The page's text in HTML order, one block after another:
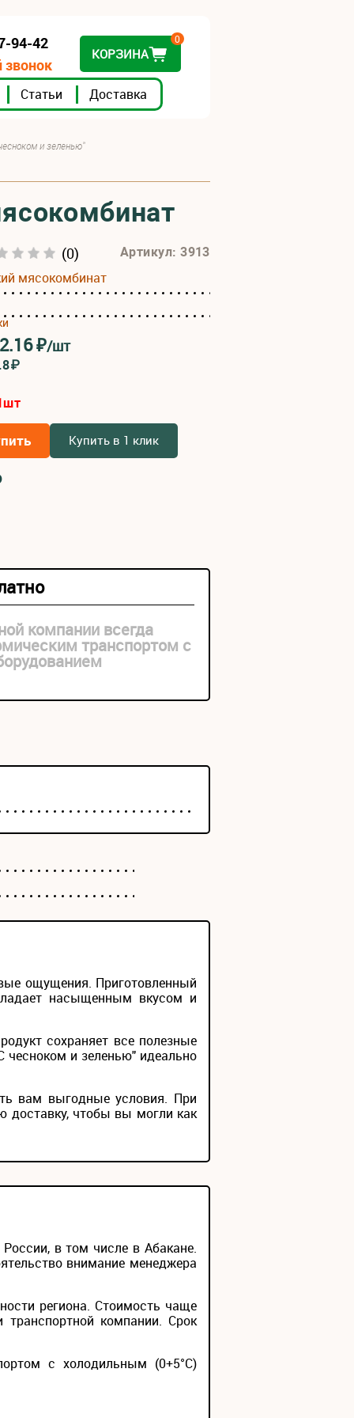
Статьи Доставка
94-42
КОРЗИНА
0
и зеленью"
(0) Артикул: 3913
мясокомбинат
₽/шт
шт
Купить в 1 клик
компании всегда
транспортом с
ощущения. Приготовленный
насыщенным вкусом и
сохраняет все полезные
чесноком и зеленью" идеально
вам выгодные условия. При
доставку, чтобы вы могли как
в том числе в Абакане.
внимание менеджера
региона. Стоимость чаще
компании. Срок
с холодильным (0+5°С)